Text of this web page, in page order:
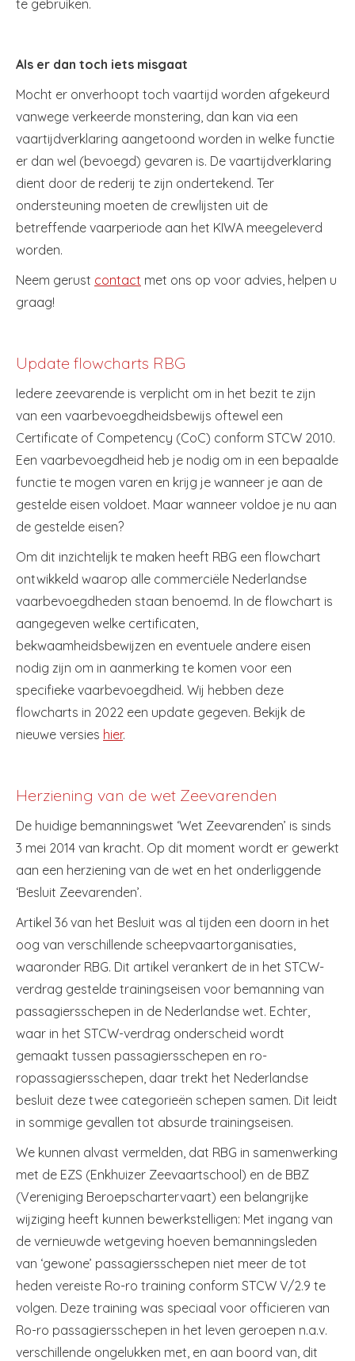
te gebruiken.
Als er dan toch iets misgaat
Mocht er onverhoopt toch vaartijd worden afgekeurd
vanwege verkeerde monstering, dan kan via een
vaartijdverklaring aangetoond worden in welke functie
er dan wel (bevoegd) gevaren is. De vaartijdverklaring
dient door de rederij te zijn ondertekend. Ter
ondersteuning moeten de crewlijsten uit de
betreffende vaarperiode aan het KIWA meegeleverd
worden.
Neem gerust contact met ons op voor advies, helpen u
graag!
Update flowcharts RBG
Iedere zeevarende is verplicht om in het bezit te zijn
van een vaarbevoegdheidsbewijs oftewel een
Certificate of Competency (CoC) conform STCW 2010.
Een vaarbevoegdheid heb je nodig om in een bepaalde
functie te mogen varen en krijg je wanneer je aan de
gestelde eisen voldoet. Maar wanneer voldoe je nu aan
de gestelde eisen?
Om dit inzichtelijk te maken heeft RBG een flowchart
ontwikkeld waarop alle commerciële Nederlandse
vaarbevoegdheden staan benoemd. In de flowchart is
aangegeven welke certificaten,
bekwaamheidsbewijzen en eventuele andere eisen
nodig zijn om in aanmerking te komen voor een
specifieke vaarbevoegdheid. Wij hebben deze
flowcharts in 2022 een update gegeven. Bekijk de
nieuwe versies hier.
Herziening van de wet Zeevarenden
De huidige bemanningswet ‘Wet Zeevarenden’ is sinds
3 mei 2014 van kracht. Op dit moment wordt er gewerkt
aan een herziening van de wet en het onderliggende
‘Besluit Zeevarenden’.
Artikel 36 van het Besluit was al tijden een doorn in het
oog van verschillende scheepvaartorganisaties,
waaronder RBG. Dit artikel verankert de in het STCW-
verdrag gestelde trainingseisen voor bemanning van
passagiersschepen in de Nederlandse wet. Echter,
waar in het STCW-verdrag onderscheid wordt
gemaakt tussen passagiersschepen en ro-
ropassagiersschepen, daar trekt het Nederlandse
besluit deze twee categorieën schepen samen. Dit leidt
in sommige gevallen tot absurde trainingseisen.
We kunnen alvast vermelden, dat RBG in samenwerking
met de EZS (Enkhuizer Zeevaartschool) en de BBZ
(Vereniging Beroepschartervaart) een belangrijke
wijziging heeft kunnen bewerkstelligen: Met ingang van
de vernieuwde wetgeving hoeven bemanningsleden
van ‘gewone’ passagiersschepen niet meer de tot
heden vereiste Ro-ro training conform STCW V/2.9 te
volgen. Deze training was speciaal voor officieren van
Ro-ro passagiersschepen in het leven geroepen n.a.v.
verschillende ongelukken met, en aan boord van, dit